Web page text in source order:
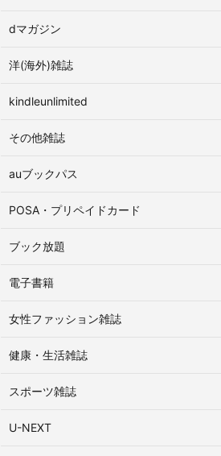
dマガジン
洋(海外)雑誌
kindleunlimited
その他雑誌
auブックパス
POSA・プリペイドカード
ブック放題
電子書籍
女性ファッション雑誌
健康・生活雑誌
スポーツ雑誌
U-NEXT